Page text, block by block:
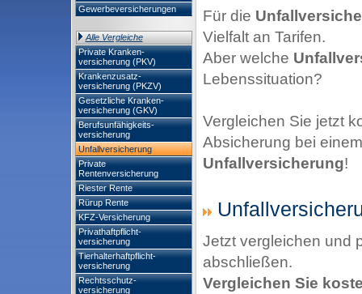
Gewerbeversicherungen
Alle Vergleiche
Private Kranken-
versicherung (PKV)
Krankenzusatz-
versicherung (PKZV)
Gesetzliche Kranken-
versicherung (GKV)
Berufsunfähigkeits-
versicherung
Unfallversicherung
Private
Rentenversicherung
Riester Rente
Rürup Rente
KFZ-Versicherung
Privathaftpflicht-
versicherung
Tierhalterhaftpflicht-
versicherung
Rechtsschutz-
versicherung
Für die
Vielfalt an Tarifen.
Aber welche
Lebenssituation?
Vergleichen Sie jetzt
Absicherung bei
Unfallversicherung!
Jetzt vergleichen und
abschließen.
Vergleichen Sie